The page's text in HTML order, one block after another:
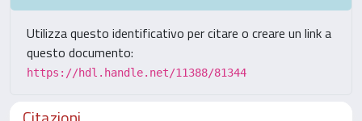
Utilizza questo identificativo per citare o creare un link a
questo documento:
https://hdl.handle.net/11388/81344